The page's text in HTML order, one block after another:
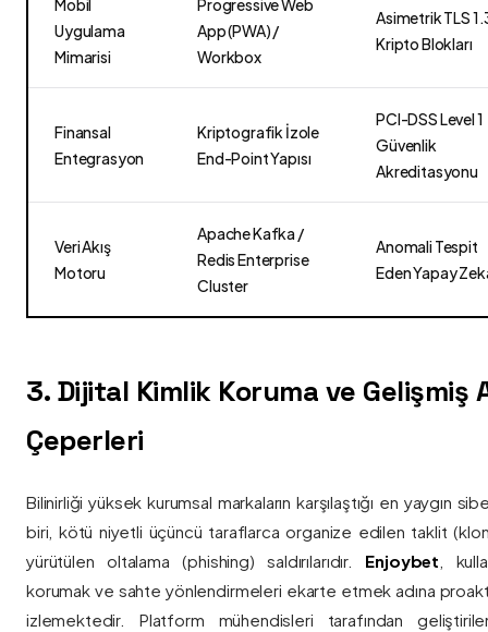
Mobil
Uygulama
Mimarisi
Progressive Web
App (PWA) /
Workbox
Asimetrik TLS
Kripto Blokları
Finansal
Entegrasyon
Kriptografik İzole
End-Point Yapısı
PCI-DSS Level 1
Güvenlik
Akreditasyonu
Veri Akış
Motoru
Apache Kafka /
Redis Enterprise
Cluster
Anomali Tespit
Eden Yapay
3. Dijital Kimlik Koruma ve Gelişmiş
Çeperleri
Bilinirliği yüksek kurumsal markaların karşılaştığı en yaygın
biri, kötü niyetli üçüncü taraflarca organize edilen taklit
yürütülen oltalama (phishing) saldırılarıdır. Enjoybet ,
korumak ve sahte yönlendirmeleri ekarte etmek adına
izlemektedir. Platform mühendisleri tarafından